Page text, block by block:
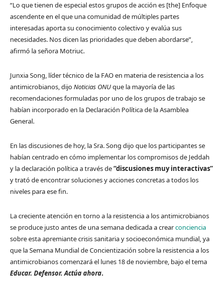
“Lo que tienen de especial estos grupos de acción es [the] Enfoque
ascendente en el que una comunidad de múltiples partes
interesadas aporta su conocimiento colectivo y evalúa sus
necesidades. Nos dicen las prioridades que deben abordarse”,
afirmó la señora Motriuc.
Junxia Song, líder técnico de la FAO en materia de resistencia a los
antimicrobianos, dijoNoticias ONUque la mayoría de las
recomendaciones formuladas por uno de los grupos de trabajo se
habían incorporado en la Declaración Política de la Asamblea
General.
En las discusiones de hoy, la Sra. Song dijo que los participantes se
habían centrado en cómo implementar los compromisos de Jeddah
y la declaración política a través de“discusiones muy interactivas”
y trató de encontrar soluciones y acciones concretas a todos los
niveles para ese fin.
La creciente atención en torno a la resistencia a los antimicrobianos
se produce justo antes de una semana dedicada a crearconciencia
sobre esta apremiante crisis sanitaria y socioeconómica mundial, ya
que la Semana Mundial de Concientización sobre la resistencia a los
antimicrobianos comenzará el lunes 18 de noviembre, bajo el tema
Educar. Defensor. Actúa ahora.